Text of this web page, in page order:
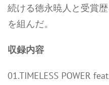
続ける徳永暁人と受賞
を組んだ。
収録内容
01.TIMELESS POWER